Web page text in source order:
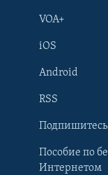
Learning English
VOA+
iOS
Android
RSS
Подпишитесь
Пособие по
Интернетом